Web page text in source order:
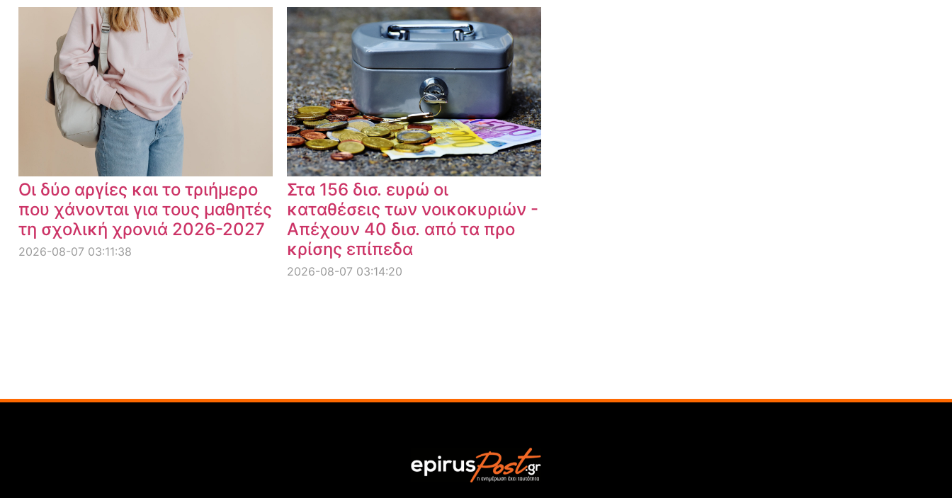
Οι δύο αργίες και το τριήμερο
που χάνονται για τους μαθητές
τη σχολική χρονιά 2026-2027
2026-08-07 03:11:38
Στα 156 δισ. ευρώ οι
καταθέσεις των νοικοκυριών -
Απέχουν 40 δισ. από τα προ
κρίσης επίπεδα
2026-08-07 03:14:20